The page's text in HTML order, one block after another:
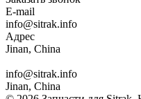
E-mail
info@sitrak.info
Адрес
Jinan, China
info@sitrak.info
Jinan, China